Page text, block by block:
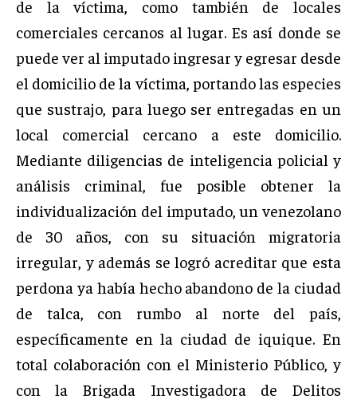
de la víctima, como también de locales
comerciales cercanos al lugar. Es así donde se
puede ver al imputado ingresar y egresar desde
el domicilio de la víctima, portando las especies
que sustrajo, para luego ser entregadas en un
local comercial cercano a este domicilio.
Mediante diligencias de inteligencia policial y
análisis criminal, fue posible obtener la
individualización del imputado, un venezolano
de 30 años, con su situación migratoria
irregular, y además se logró acreditar que esta
perdona ya había hecho abandono de la ciudad
de talca, con rumbo al norte del país,
específicamente en la ciudad de iquique. En
total colaboración con el Ministerio Público, y
con la Brigada Investigadora de Delitos